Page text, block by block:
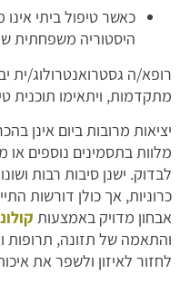
כאשר טיפול ביתי
היסטוריה משפחתית
רופא/ה גסטרואנטרולוג/ית
מתקדמות, ויתאימו תוכנית
יציאות מרובות ביום אינן
מלוות בתסמינים נוספים
לבדוק. ישנן סיבות רבות
כרוניות, אך כולן דורשות
אבחון מדויק באמצעות
והתאמה של תזונה, תרופות
לחזור לאיזון ולשפר את